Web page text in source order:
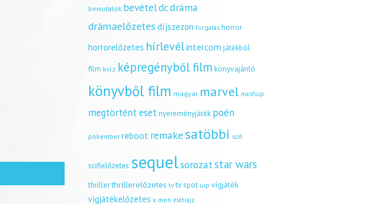
bemutatók bevételdcdráma
drámaelőzetes díjszezon forgatás horror
horrorelőzetes hírlevélintercom játékból
film kvíz képregényből film könyvajánló
könyvből film magyar marvel mashup
megtörtént esetnyereményjáték poén
pókember reboot remakesatöbbi scifi
scifielőzetes sequelsorozatstar wars
thrillerthrillerelőzetes tv tv spot uip vígjáték
vígjátékelőzetes x men életrajz